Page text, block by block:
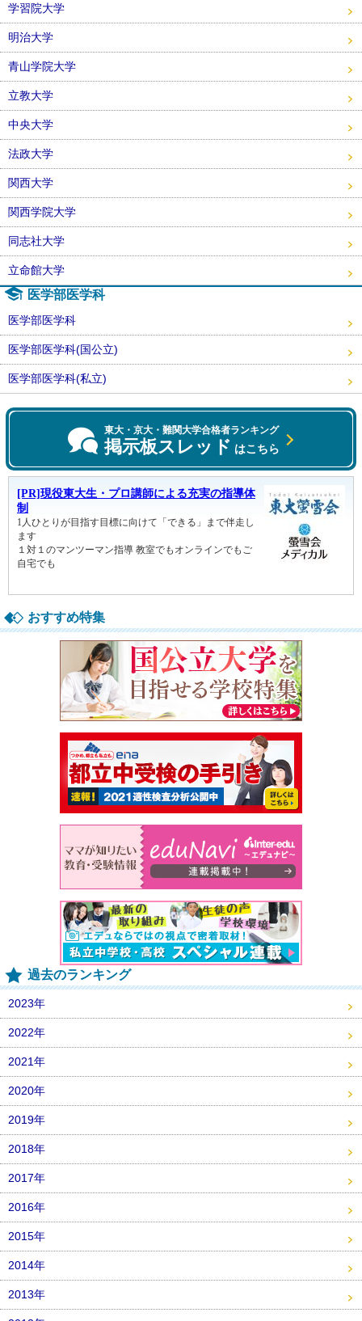
学習院大学
明治大学
青山学院大学
立教大学
中央大学
法政大学
関西大学
関西学院大学
同志社大学
立命館大学
医学部医学科
医学部医学科
医学部医学科(国公立)
医学部医学科(私立)
東大・京大・難関大学合格者ランキング
掲示板スレッド はこちら
おすすめ特集
過去のランキング
2023年
2022年
2021年
2020年
2019年
2018年
2017年
2016年
2015年
2014年
2013年